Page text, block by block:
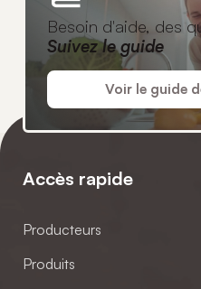
Besoin d'aide, des
Suivez le guide
Voir le guide
Accès rapide
Producteurs
Produits